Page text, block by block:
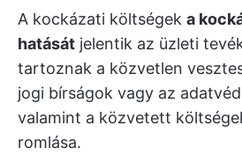
A kockázati költségek a
hatását jelentik az üzleti
tartoznak a közvetlen
jogi bírságok vagy az
valamint a közvetett
romlása.